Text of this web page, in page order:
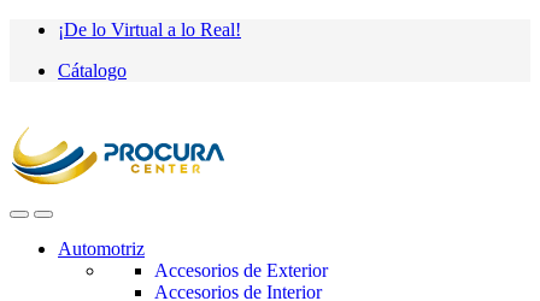
Saltar
navegación
saltar
contenido
¡De lo Virtual a lo Real!
Cátalogo
Automotriz
Accesorios de Exterior
Accesorios de Interior